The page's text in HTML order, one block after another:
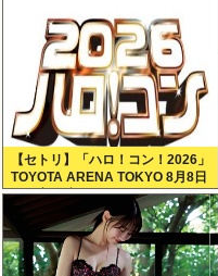
【セトリ】「ハロ！コン！2026」
TOYOTA ARENA TOKYO 8月8日
昼・夜公演セットリス